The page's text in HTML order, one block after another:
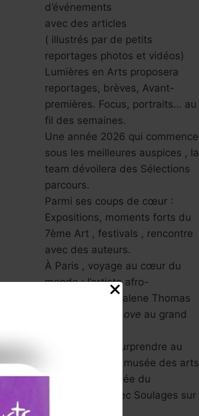
d’événements
avec des articles
( illustrés par de petits
reportages photos et vidéos)
Lumières en Arts proposera
reportages, brèves, Avant-
premières. Focus, portraits… au
fil des semaines.
Une année 2026 qui commence
sous les meilleures auspices , la
team dévoilera des Sélections
parcours.
Parmi ses coups de cœur :
Expositions, moments forts du
7ème Art , festivals , rencontre
avec des auteurs.
À Paris , voyage au cœur du
monde : l’artiste afro-
américaine Mickalene Thomas
All About Love au grand
L’Asie va vous surprendre au
musée Guimet , musée des arts
asiatiques , Musée du
Luxembourg avec Soulages sur